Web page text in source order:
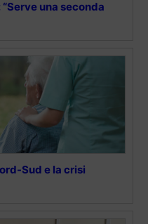
una seconda
Sud e la crisi